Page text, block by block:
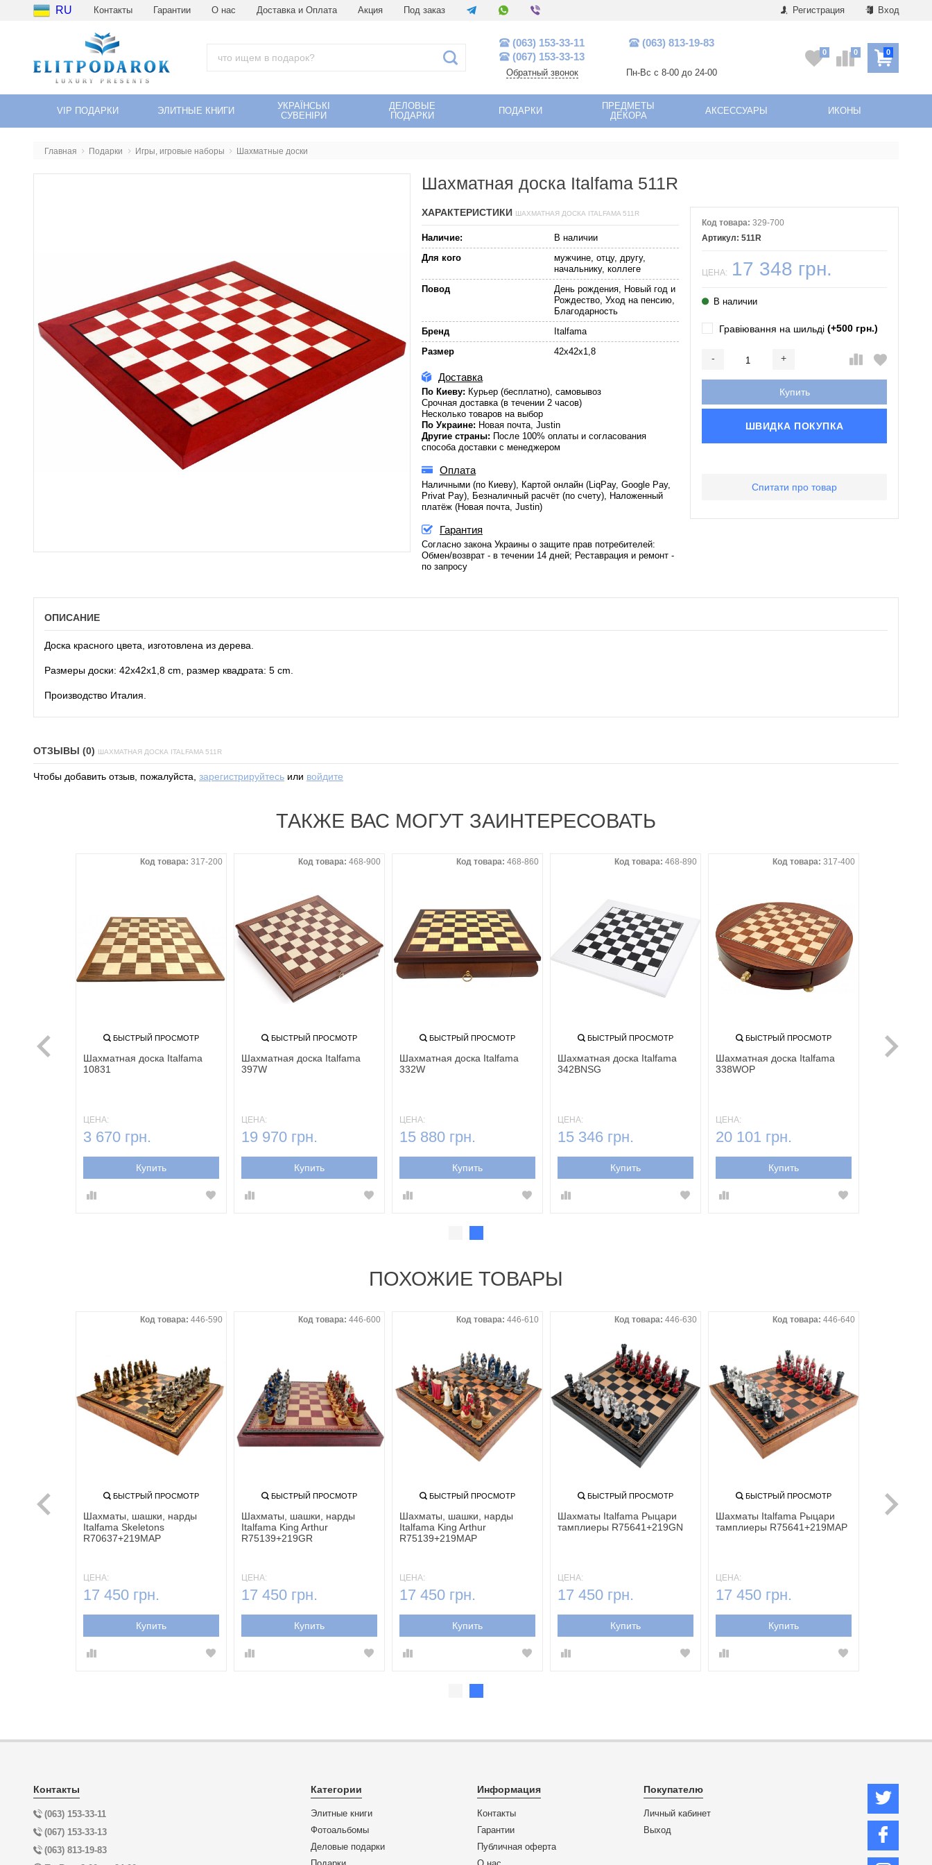
RU Контакты Гарантии О нас Доставка и Оплата Акция Под заказ Регистрация Вход
(063) 153-33-11
(067) 153-33-13
Обратный звонок
(063) 813-19-83
Пн-Вс с 8-00 до 24-00
0
0 0
VIP ПОДАРКИ ЭЛИТНЫЕ КНИГИ
УКРАЇНСЬКІ
СУВЕНІРИ
ДЕЛОВЫЕ
ПОДАРКИ
ПОДАРКИ
ПРЕДМЕТЫ
ДЕКОРА
АКСЕССУАРЫ ИКОНЫ
Главная Подарки Игры, игровые наборы Шахматные доски
Шахматная доска Italfama 511R
Код товара: 329-700
511R
ЦЕНА: 17 348 грн.
В наличии
Гравіювання на шильді (+500 грн.)
- +
Купить
ШВИДКА ПОКУПКА
Спитати про товар
ХАРАКТЕРИСТИКИ ШАХМАТНАЯ ДОСКА ITALFAMA 511R
Наличие:
В наличии
Для кого
мужчине, отцу, другу,
начальнику, коллеге
Повод
День рождения, Новый год и
Рождество, Уход на пенсию,
Благодарность
Бренд
Italfama
Размер
42x42x1,8
Доставка
По Киеву: Курьер (бесплатно), самовывоз
Срочная доставка (в течении 2 часов)
Несколько товаров на выбор
По Украине: Новая почта, Justin
Другие страны: После 100% оплаты и согласования
способа доставки с менеджером
Оплата
Наличными (по Киеву), Картой онлайн (LiqPay, Google Pay,
Privat Pay), Безналичный расчёт (по счету), Наложенный
платёж (Новая почта, Justin)
Гарантия
Согласно закона Украины о защите прав потребителей:
Обмен/возврат - в течении 14 дней; Реставрация и ремонт -
по запросу
ОПИСАНИЕ
Доска красного цвета, изготовлена из дерева.
Размеры доски: 42x42x1,8 cm, размер квадрата: 5 cm.
Производство Италия.
ОТЗЫВЫ (0) ШАХМАТНАЯ ДОСКА ITALFAMA 511R
Чтобы добавить отзыв, пожалуйста, зарегистрируйтесь или войдите
ТАКЖЕ ВАС МОГУТ ЗАИНТЕРЕСОВАТЬ
Код товара: 317-200
БЫСТРЫЙ ПРОСМОТР
Шахматная доска Italfama
10831
ЦЕНА:
3 670 грн.
Купить
Код товара: 468-900
БЫСТРЫЙ ПРОСМОТР
Шахматная доска Italfama
397W
ЦЕНА:
19 970 грн.
Купить
Код товара: 468-860
БЫСТРЫЙ ПРОСМОТР
Шахматная доска Italfama
332W
ЦЕНА:
15 880 грн.
Купить
Код товара: 468-890
БЫСТРЫЙ ПРОСМОТР
Шахматная доска Italfama
342BNSG
ЦЕНА:
15 346 грн.
Купить
Код товара: 317-400
БЫСТРЫЙ ПРОСМОТР
Шахматная доска Italfama
338WOP
ЦЕНА:
20 101 грн.
Купить
ПОХОЖИЕ ТОВАРЫ
Код товара: 446-590
БЫСТРЫЙ ПРОСМОТР
Шахматы, шашки, нарды
Italfama Skeletons
R70637+219MAP
ЦЕНА:
17 450 грн.
Купить
Код товара: 446-600
БЫСТРЫЙ ПРОСМОТР
Шахматы, шашки, нарды
Italfama King Arthur
R75139+219GR
ЦЕНА:
17 450 грн.
Купить
Код товара: 446-610
БЫСТРЫЙ ПРОСМОТР
Шахматы, шашки, нарды
Italfama King Arthur
R75139+219MAP
ЦЕНА:
17 450 грн.
Купить
Код товара: 446-630
БЫСТРЫЙ ПРОСМОТР
Шахматы Italfama Рыцари
тамплиеры R75641+219GN
ЦЕНА:
17 450 грн.
Купить
Код товара: 446-640
БЫСТРЫЙ ПРОСМОТР
Шахматы Italfama Рыцари
тамплиеры R75641+219MAP
ЦЕНА:
17 450 грн.
Купить
Контакты
(063) 153-33-11
(067) 153-33-13
(063) 813-19-83
Категории
Элитные книги
Фотоальбомы
Деловые подарки
Информация
Контакты
Гарантии
Публичная оферта
Покупателю
Личный кабинет
Выход